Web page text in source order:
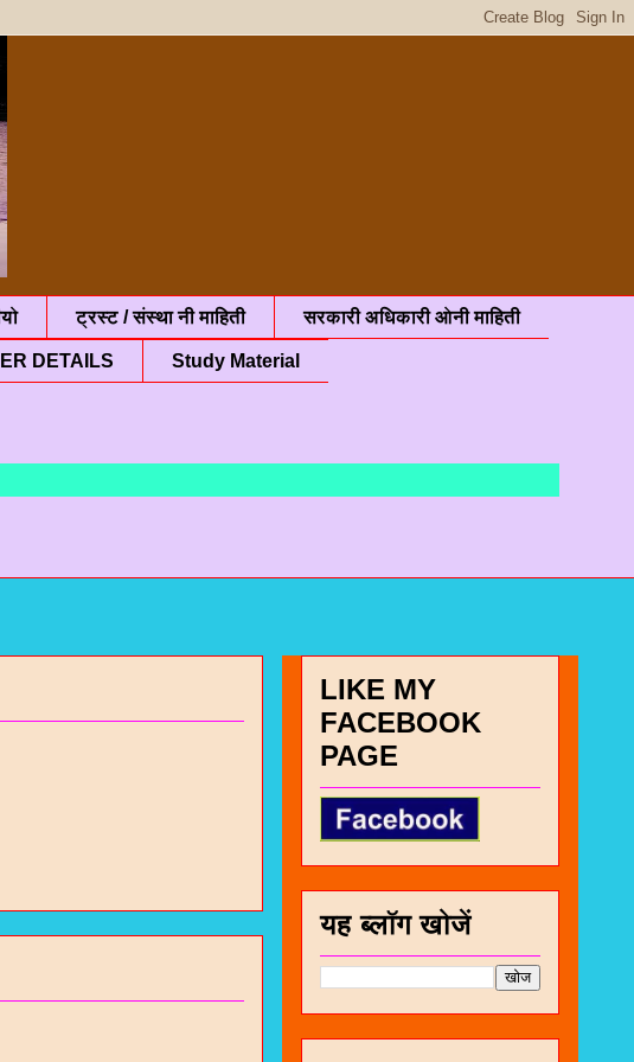
ट्रस्ट / संस्था नी माहिती सरकारी अधिकारी ओनी माहिती
DETAILS Study Material
LIKE MY
FACEBOOK
PAGE
यह ब्लॉग खोजें